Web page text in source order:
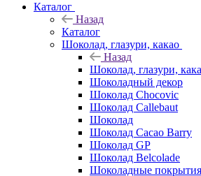
Каталог
Назад
Каталог
Шоколад, глазури, какао
Назад
Шоколад, глазури,
Шоколадный декор
Шоколад Chocovic
Шоколад Callebaut
Шоколад
Шоколад Cacao Barry
Шоколад GP
Шоколад Belcolade
Шоколадные